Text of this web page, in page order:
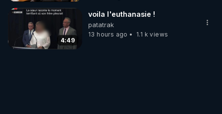
4:49
voila l'euthanasie !
patatrak
13 hours ago
1.1 k views